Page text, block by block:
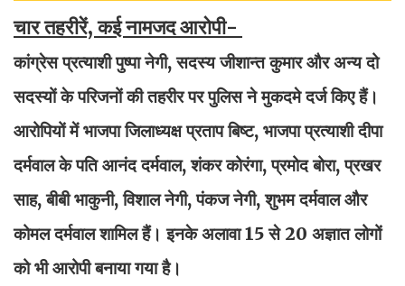
चार तहरीरें, कई नामजद आरोपी-
कांग्रेस प्रत्याशी पुष्पा नेगी, सदस्य जीशान्त कुमार और अन्य दो
सदस्यों के परिजनों की तहरीर पर पुलिस ने मुकदमे दर्ज किए हैं।
आरोपियों में भाजपा जिलाध्यक्ष प्रताप बिष्ट, भाजपा प्रत्याशी दीपा
दर्मवाल के पति आनंद दर्मवाल, शंकर कोरंगा, प्रमोद बोरा, प्रखर
साह, बीबी भाकुनी, विशाल नेगी, पंकज नेगी, शुभम दर्मवाल और
कोमल दर्मवाल शामिल हैं। इनके अलावा 15 से 20 अज्ञात लोगों
को भी आरोपी बनाया गया है।